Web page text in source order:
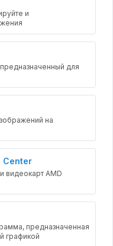
и
для
на
Center
видеокарт AMD
предназначенная
графикой